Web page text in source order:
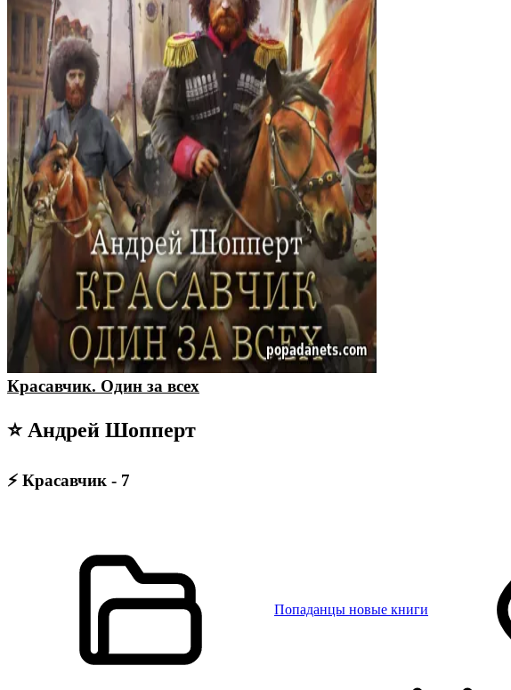
Красавчик. Один за всех
⭐ Андрей Шопперт
⚡ Красавчик - 7
Попаданцы новые книги